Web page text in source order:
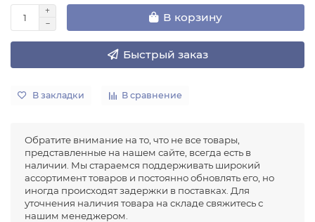
В корзину
Быстрый заказ
В закладки В сравнение
Обратите внимание на то, что не все товары,
представленные на нашем сайте, всегда есть в
наличии. Мы стараемся поддерживать широкий
ассортимент товаров и постоянно обновлять его, но
иногда происходят задержки в поставках. Для
уточнения наличия товара на складе свяжитесь с
нашим менеджером.